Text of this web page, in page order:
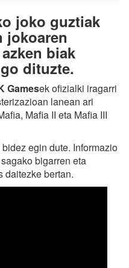
joko guztiak
jokoaren
biak
dituzte.
Gamesek ofizialki iragarri
lanean ari
Mafia II eta Mafia III
egin dute. Informazio
bigarren eta
daitezke bertan.